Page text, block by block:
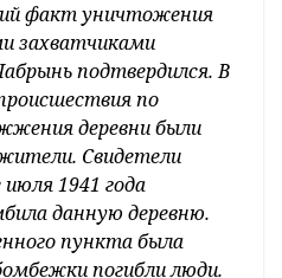
факт уничтожения
захватчиками
подтвердился. В
по
деревни были
Свидетели
1941 года
данную деревню.
пункта была
погибли люди.